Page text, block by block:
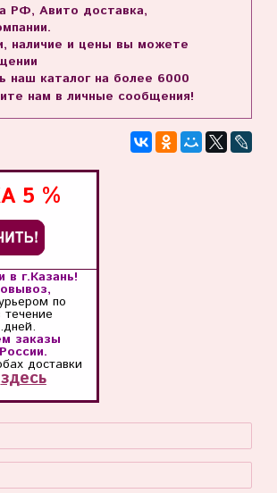
РФ, Авито доставка,
наличие и цены вы можете
наш каталог на более 6000
нам в личные сообщения!
5 %
в г.Казань!
по
течение
заказы
доставки
здесь